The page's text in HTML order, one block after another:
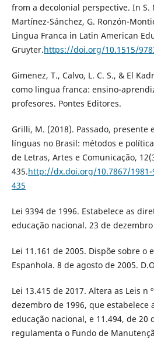
from a decolonial perspective. In S.
Martínez-Sánchez, G. Ronzón-
Lingua Franca in Latin American
Gruyter.https://doi.org/10.1515/
Gimenez, T., Calvo, L. C. S., & El
como lingua franca: ensino-
profesores. Pontes Editores.
Grilli, M. (2018). Passado, presente
línguas no Brasil: métodos e
de Letras, Artes e Comunicação,
435.http://dx.doi.org/10.7867/1981-
435
Lei 9394 de 1996. Estabelece as
educação nacional. 23 de dezembro
Lei 11.161 de 2005. Dispõe sobre o
Espanhola. 8 de agosto de 2005.
Lei 13.415 de 2017. Altera as Leis n
dezembro de 1996, que estabelece
educação nacional, e 11.494, de 20
regulamenta o Fundo de